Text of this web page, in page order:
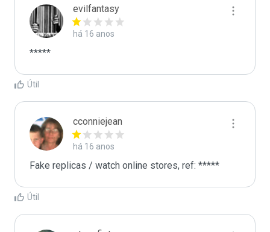
evilfantasy
há 16 anos
*****
Útil
cconniejean
há 16 anos
Fake replicas / watch online stores, ref: *****
Útil